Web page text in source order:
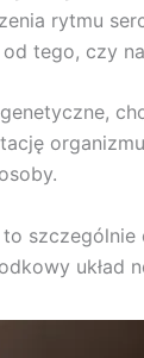
rytmu
tego, czy
układ